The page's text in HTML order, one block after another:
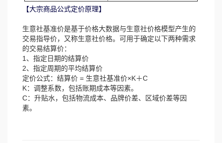
【大宗商品公式定价原理】
生意社基准价是基于价格大数据与生意社价格模型产生的
交易指导价，又称生意社价格。可用于确定以下两种需求
的交易结算价：
1、指定日期的结算价
2、指定周期的平均结算价
定价公式：结算价 = 生意社基准价×K＋C
K：调整系数，包括账期成本等因素。
C：升贴水，包括物流成本、品牌价差、区域价差等因
素。